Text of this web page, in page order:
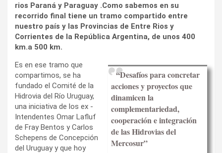
rios Paraná y Paraguay .Como sabemos en su
recorrido final tiene un tramo compartido entre
nuestro país y las Provincias de Entre Rios y
Corrientes de la República Argentina, de unos 400
km.a 500 km.
“Desafíos para concretar
acciones y proyectos que
dinamicen la
complementariedad,
cooperación e integración
de las Hidrovias del
Mercosur”
Es en ese tramo que
compartimos, se ha
fundado el Comité de la
Hidrovia del Río Uruguay,
una iniciativa de los ex -
Intendentes Omar Lafluf
de Fray Bentos y Carlos
Schepens de Concepción
del Uruguay y que hoy